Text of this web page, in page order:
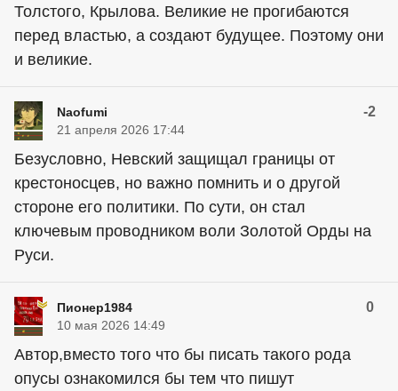
Толстого, Крылова. Великие не прогибаются
перед властью, а создают будущее. Поэтому они
и великие.
Naofumi -2
21 апреля 2026 17:44
Безусловно, Невский защищал границы от
крестоносцев, но важно помнить и о другой
стороне его политики. По сути, он стал
ключевым проводником воли Золотой Орды на
Руси.
Пионер1984 0
10 мая 2026 14:49
Автор,вместо того что бы писать такого рода
опусы ознакомился бы тем что пишут